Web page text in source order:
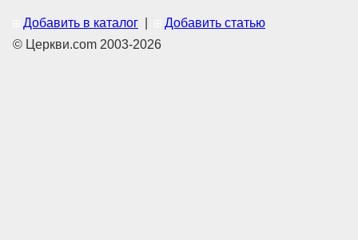
Добавить в каталог
Добавить статью
© Церкви.com 2003-2026